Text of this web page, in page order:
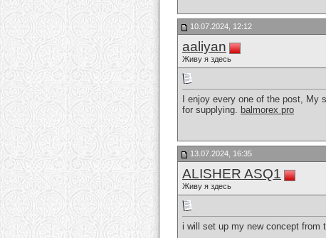
10.07.2024, 12:12
aaliyan
Живу я здесь
I enjoy every one of the post,
for supplying. balmorex pro
13.07.2024, 16:35
ALISHER ASQ1
Живу я здесь
i will set up my new concept